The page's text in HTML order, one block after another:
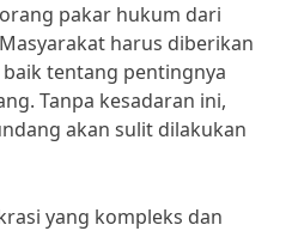
pakar hukum dari
harus diberikan
tentang pentingnya
Tanpa kesadaran ini,
akan sulit dilakukan
yang kompleks dan